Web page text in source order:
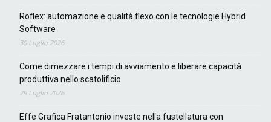
Roflex: automazione e qualità flexo con le tecnologie Hybrid
Software
30 Luglio 2026
Come dimezzare i tempi di avviamento e liberare capacità
produttiva nello scatolificio
29 Luglio 2026
Effe Grafica Fratantonio investe nella fustellatura con